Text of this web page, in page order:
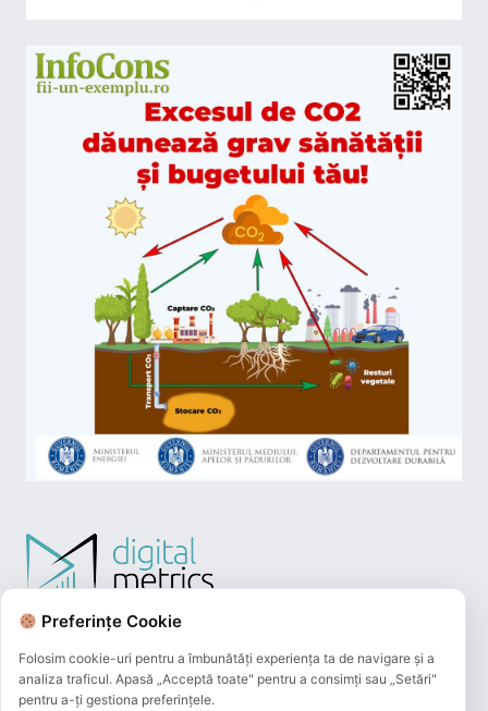
Preferințe Cookie
Folosim cookie-uri pentru a îmbunătăți experiența ta de navigare și a
analiza traficul. Apasă „Acceptă toate" pentru a consimți sau „Setări"
pentru a-ți gestiona preferințele.